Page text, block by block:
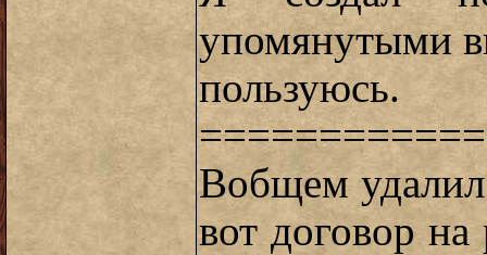
упомянутыми
пользуюсь.
Вобщем
вот договор